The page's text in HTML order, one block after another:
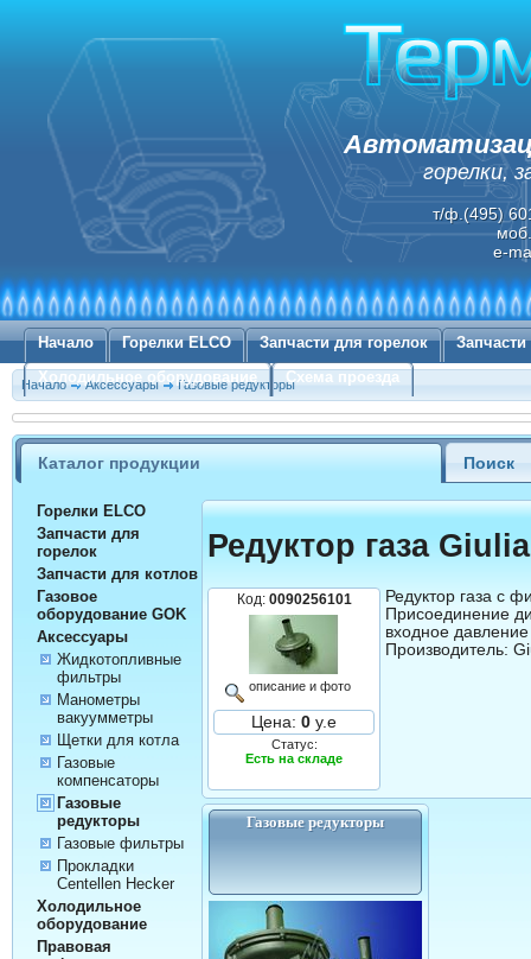
горелки,
т/ф.(495)
e-
Начало Горелки ELCO Запчасти для горелок
Холодильное оборудование
Схема проезда
Начало Аксессуары Газовые редукторы
Каталог продукции Поиск
Горелки ELCO
Запчасти для
горелок
Запчасти для котлов
Газовое
оборудование GOK
Аксессуары
Жидкотопливные
фильтры
Манометры
вакуумметры
Щетки для котла
Газовые
компенсаторы
Газовые
редукторы
Газовые фильтры
Прокладки
Centellen Hecker
Холодильное
оборудование
Правовая
Редуктор газа
Код: 0090256101
описание и фото
Цена: 0 у.е
Статус:
Есть на складе
Редуктор газа с
Присоединение
входное
Газовые редукторы